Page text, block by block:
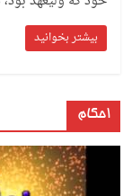
بیشتر بخوانید
احکام